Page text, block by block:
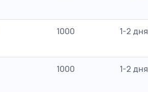
1000 1-2 дня
1000 1-2 дня